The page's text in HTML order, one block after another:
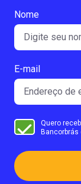
Nome
E-mail
Quero